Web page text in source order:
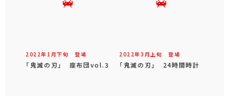
2022年 1 月下旬 登場
「鬼滅の刃」 座布団vol.3
2022年3 月 上旬 登場
「鬼滅の刃」 24時間時計